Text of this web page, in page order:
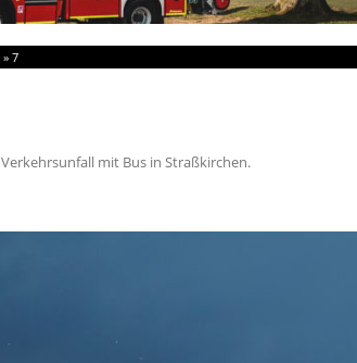
» 7
Verkehrsunfall mit Bus in Straßkirchen.